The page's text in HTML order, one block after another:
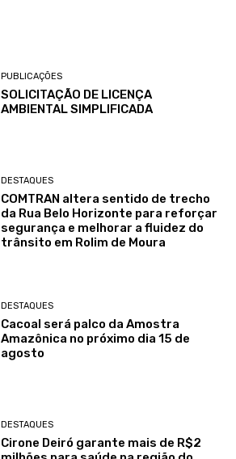
PUBLICAÇÕES
SOLICITAÇÃO DE LICENÇA
AMBIENTAL SIMPLIFICADA
DESTAQUES
COMTRAN altera sentido de trecho
da Rua Belo Horizonte para reforçar
segurança e melhorar a fluidez do
trânsito em Rolim de Moura
DESTAQUES
Cacoal será palco da Amostra
Amazônica no próximo dia 15 de
agosto
DESTAQUES
Cirone Deiró garante mais de R$2